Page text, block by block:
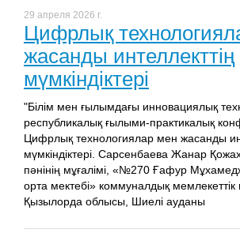
29 апреля 2026 г.
Цифрлық
жасанды интеллекттің
мүмкіндіктері
"Білім мен ғылымдағы инновациялық
республикалық ғылыми-практикалық
Цифрлық технологиялар мен жасанды
мүмкіндіктері. Сарсенбаева Жанар
пәнінің мұғалімі, «№270 Ғафур
орта мектебі» коммуналдық мемлекеттік
Қызылорда облысы, Шиелі ауданы